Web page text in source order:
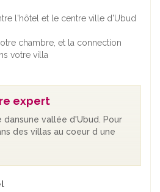
l'hôtel et le centre ville d'Ubud
chambre, et la connection
votre villa
expert
dansune vallée d'Ubud. Pour
des villas au coeur d une